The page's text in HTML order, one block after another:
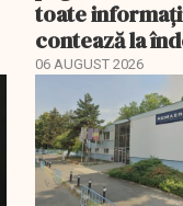
toate
contează la
06 AUGUST 2026